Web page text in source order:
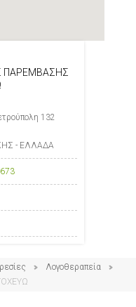
ΠΑΡΕΜΒΑΣΗΣ
132
- ΕΛΛΑΔΑ
Λογοθεραπεία